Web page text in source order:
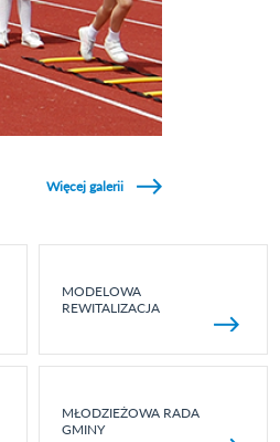
Więcej galerii
MODELOWA
REWITALIZACJA
MŁODZIEŻOWA RADA
GMINY